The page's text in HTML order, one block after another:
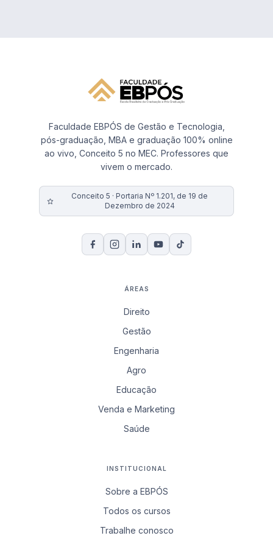
Faculdade EBPÓS de Gestão e Tecnologia,
pós-graduação, MBA e graduação 100% online
ao vivo, Conceito 5 no MEC. Professores que
vivem o mercado.
Conceito 5 · Portaria Nº 1.201, de 19 de
Dezembro de 2024
ÁREAS
Direito
Gestão
Engenharia
Agro
Educação
Venda e Marketing
Saúde
INSTITUCIONAL
Sobre a EBPÓS
Todos os cursos
Trabalhe conosco